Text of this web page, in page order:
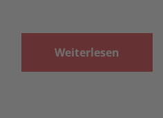
Weiterlesen